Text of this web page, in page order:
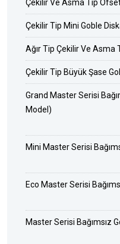
Çekilir Ve Asma Tip
Çekilir Tip Mini Goble
Ağır Tip Çekilir Ve Asma
Çekilir Tip Büyük Şase
Grand Master Serisi
Model)
Mini Master Serisi
Eco Master Serisi
Master Serisi Bağımsız